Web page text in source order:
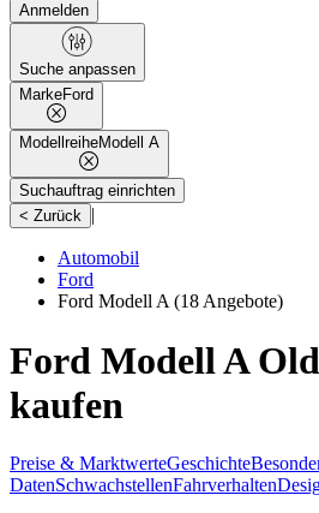
Anmelden
Suche anpassen
MarkeFord
ModellreiheModell A
Suchauftrag einrichten
< Zurück |
Automobil
Ford
Ford Modell A (18 Angebote)
Ford Modell A
kaufen
Preise & MarktwerteGeschichte
DatenSchwachstellenFahrverhalten